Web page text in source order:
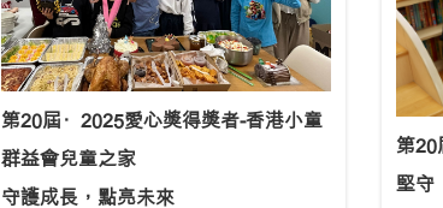
第20屆·2025愛心獎得獎者-香港小童
群益會兒童之家
守護成長，點亮未來
第20
堅守